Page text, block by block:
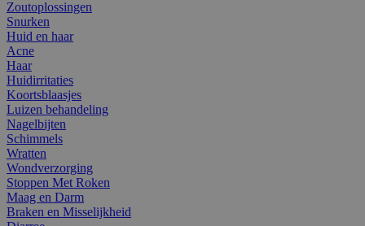
Zoutoplossingen
Snurken
Huid en haar
Acne
Haar
Huidirritaties
Koortsblaasjes
Luizen behandeling
Nagelbijten
Schimmels
Wratten
Wondverzorging
Stoppen Met Roken
Maag en Darm
Braken en Misselijkheid